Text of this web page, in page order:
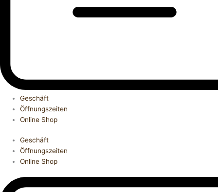
Geschäft
Öffnungszeiten
Online Shop
Geschäft
Öffnungszeiten
Online Shop